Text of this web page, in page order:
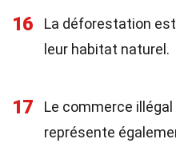
16
La déforestation
leur habitat naturel.
17
Le commerce
représente